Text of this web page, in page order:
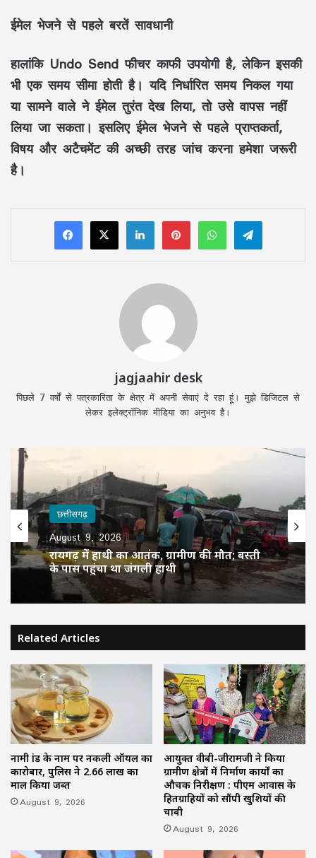
ईमेल भेजने से पहले बरतें सावधानी
हालांकि Undo Send फीचर काफी उपयोगी है, लेकिन इसकी
भी एक समय सीमा होती है। यदि निर्धारित समय निकल गया
या सामने वाले ने ईमेल तुरंत देख लिया, तो उसे वापस नहीं
लिया जा सकता। इसलिए ईमेल भेजने से पहले प्राप्तकर्ता,
विषय और अटैचमेंट की अच्छी तरह जांच करना हमेशा जरूरी
है।
LinkedInPinterestWhatsAppTelegram
jagjaahir desk
पिछले 7 वर्षों से पत्रकारिता के क्षेत्र में अपनी सेवाएं दे रहा हूं। मुझे डिजिटल से
लेकर इलेक्ट्रॉनिक मीडिया का अनुभव है।
छत्तीसगढ़
August 9, 2026
रायगढ़ में हाथी का आतंक, ग्रामीण की मौत; बस्ती
के पास पहुंचा था जंगली हाथी
Related Articles
नामी ब्रांड के नाम पर नकली ऑयल का
कारोबार, पुलिस ने 2.66 लाख का
माल किया जब्त
August 9, 2026
आयुक्त वीबी-जीरामजी ने किया
ग्रामीण क्षेत्रों में निर्माण कार्यों का
औचक निरीक्षण : पीएम आवास के
हितग्राहियों को सौंपी खुशियों की
चाबी
August 9, 2026